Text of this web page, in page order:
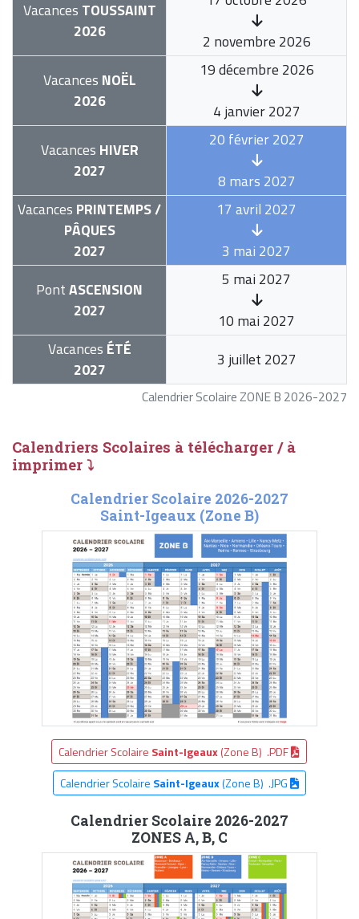
Calendrier Scolaire ZONE B 2026-2027
Vacances TOUSSAINT
2026
2 novembre 2026
Vacances NOËL
2026
19 décembre 2026
4 janvier 2027
Vacances HIVER
2027
20 février 2027
8 mars 2027
Vacances PRINTEMPS /
PÂQUES
2027
17 avril 2027
3 mai 2027
PontASCENSION
2027
5 mai 2027
10 mai 2027
Vacances ÉTÉ
2027
3 juillet 2027
Calendriers Scolaires à télécharger / à
imprimer ⤵
Calendrier Scolaire 2026-2027
Saint-Igeaux (Zone B)
Calendrier Scolaire Saint-Igeaux(Zone B) .PDF
Calendrier Scolaire Saint-Igeaux(Zone B) .JPG
Calendrier Scolaire 2026-2027
ZONES A, B, C